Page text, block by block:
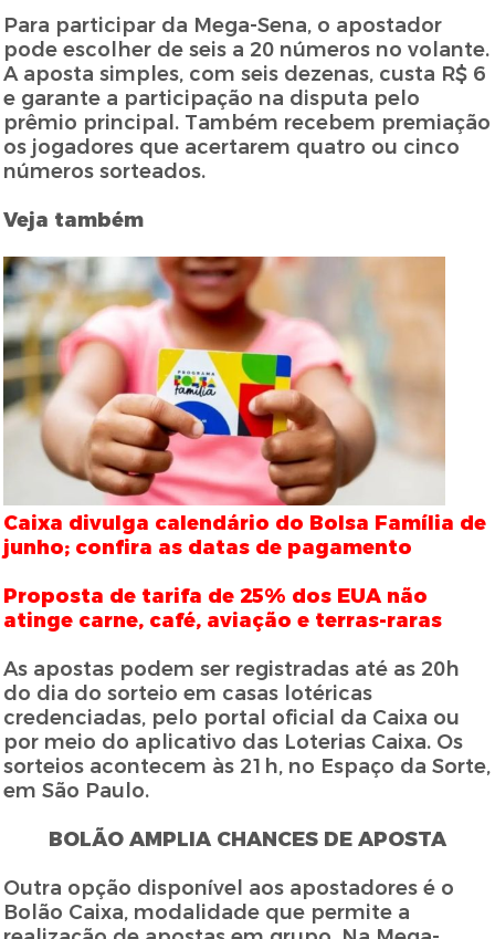
Para participar da Mega-Sena, o apostador
pode escolher de seis a 20 números no volante.
A aposta simples, com seis dezenas, custa R$ 6
e garante a participação na disputa pelo
prêmio principal. Também recebem premiação
os jogadores que acertarem quatro ou cinco
números sorteados.
Veja também
Caixa divulga calendário do Bolsa Família de
junho; confira as datas de pagamento
Proposta de tarifa de 25% dos EUA não
atinge carne, café, aviação e terras-raras
As apostas podem ser registradas até as 20h
do dia do sorteio em casas lotéricas
credenciadas, pelo portal oficial da Caixa ou
por meio do aplicativo das Loterias Caixa. Os
sorteios acontecem às 21h, no Espaço da Sorte,
em São Paulo.
BOLÃO AMPLIA CHANCES DE APOSTA
Outra opção disponível aos apostadores é o
Bolão Caixa, modalidade que permite a